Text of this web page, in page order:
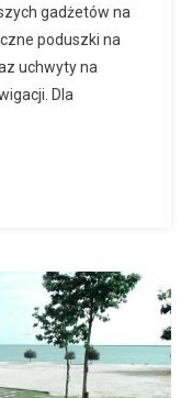
gadżetów na
poduszki na
uchwyty na
Dla